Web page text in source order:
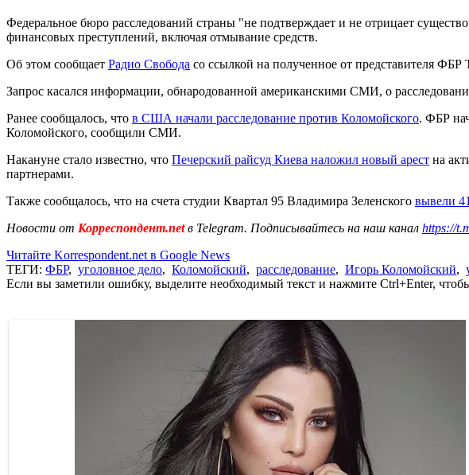
Федеральное бюро расследований страны "не подтверждает и не отрицает
финансовых преступлений, включая отмывание средств.
Об этом сообщает Радио Свобода со ссылкой на полученное от представителя
Запрос касался информации, обнародованной американскими СМИ, о
Ранее сообщалось, что в США начали расследование против Коломойского. ФБР
Коломойского, сообщили СМИ.
Накануне стало известно, что Печерский райсуд Киева наложил новый арест на
партнерами.
Также сообщалось, что на счета студии Квартал 95 Владимира Зеленского вывели
Новости от Корреспондент.netв Telegram. Подписывайтесь на наш канал https://
Читайте Korrespondent.net в Google News
ТЕГИ: ФБР, уголовное дело, Коломойский, расследование, Игорь Коломойский,
Если вы заметили ошибку, выделите необходимый текст и нажмите Ctrl+Enter,